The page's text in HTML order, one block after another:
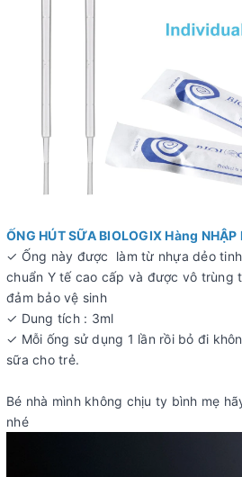
ỐNG HÚT SỮA BIOLOGIX Hàng NHẬP
✓ Ống này được làm từ nhựa dẻo
chuẩn Y tế cao cấp và được vô trùng
đảm bảo vệ sinh
✓ Dung tích : 3ml
✓ Mỗi ống sử dụng 1 lần rồi bỏ đi
sữa cho trẻ.
Bé nhà mình không chịu ty bình mẹ
nhé